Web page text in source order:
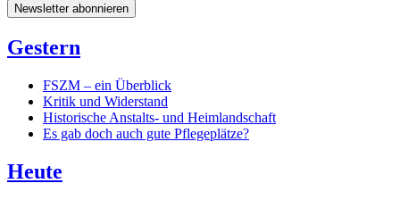
Newsletter abonnieren
Gestern
FSZM – ein Überblick
Kritik und Widerstand
Historische Anstalts- und Heimlandschaft
Es gab doch auch gute Pflegeplätze?
Heute